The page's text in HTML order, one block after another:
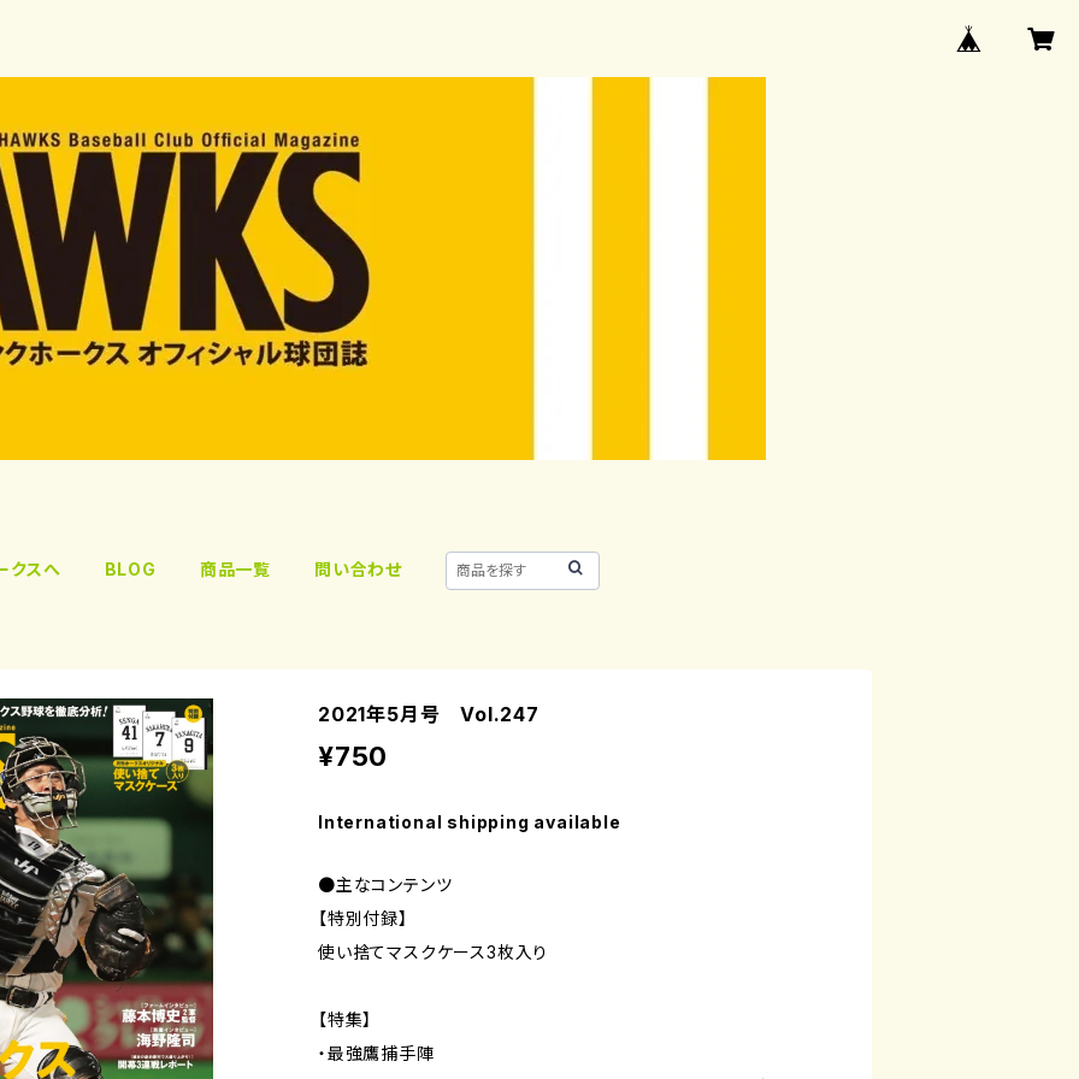
クスへ BLOG 商品一覧 問い合わせ
2021年5月号 Vol.247
¥750
International shipping available
●主なコンテンツ
【特別付録】
使い捨てマスクケース3枚入り
【特集】
・最強鷹捕手陣